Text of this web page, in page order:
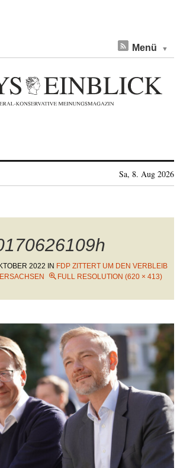
Menü
Sa, 8. Aug 2026
2022 IN FDP ZITTERT UM DEN VERBLEIB
FULL RESOLUTION (620 × 413)